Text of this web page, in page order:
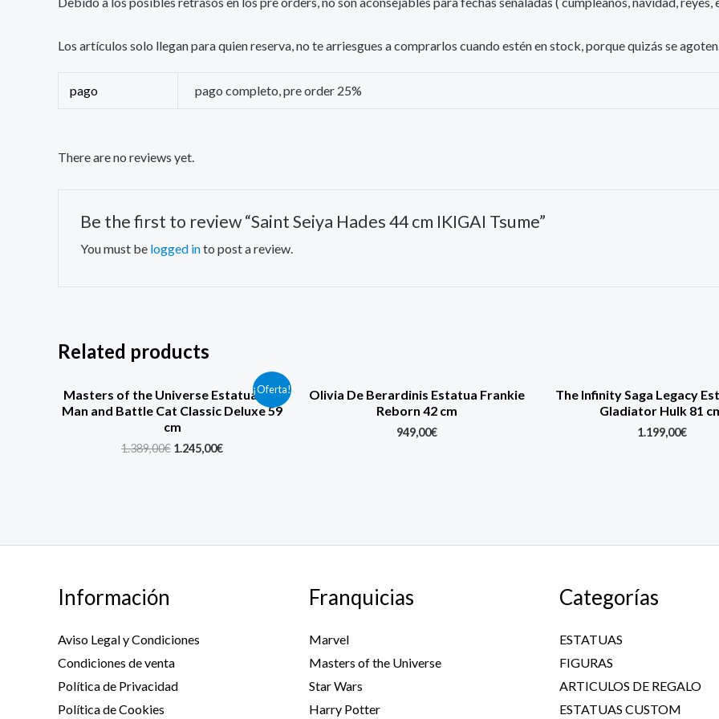
Los artículos solo llegan para quien reserva, no te arriesgues a comprarlos cuando estén en stock, porque quizás se
pago pago completo, pre order 25%
There are no reviews yet.
Be the first to review “Saint Seiya Hades 44 cm IKIGAI Tsume”
You must be logged into post a review.
Related products
¡Oferta!
Masters of the Universe Estatua He-
Man and Battle Cat Classic Deluxe 59
cm
1.389,00€
price
was:
1.389,00€.
1.245,00€
Current
price
is:
Olivia De Berardinis Estatua Frankie
Reborn 42 cm
949,00€
The Infinity Saga Legacy
Gladiator Hulk 81
1.199,00€
Información
Aviso Legal y Condiciones
Condiciones de venta
Política de Privacidad
Política de Cookies
Franquicias
Marvel
Masters of the Universe
Star Wars
Harry Potter
Categorías
ESTATUAS
FIGURAS
ARTICULOS DE REGALO
ESTATUAS CUSTOM